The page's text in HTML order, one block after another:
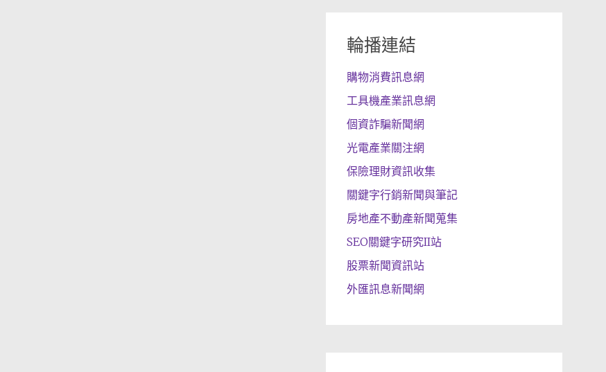
輪播連結
購物消費訊息網
工具機產業訊息網
個資詐騙新聞網
光電產業關注網
保險理財資訊收集
關鍵字行銷新聞與筆記
房地產不動產新聞蒐集
SEO關鍵字研究II站
股票新聞資訊站
外匯訊息新聞網